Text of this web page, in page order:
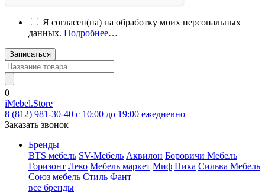
Я согласен(на) на обработку моих персональных
данных. Подробнее…
Записаться
0
iMebel.Store
8 (812) 981-30-40 c 10:00 до 19:00 ежедневно
Заказать звонок
Бренды
BTS мебель SV-Мебель Аквилон Боровичи Мебель
Горизонт Леко Мебель маркет Миф Ника Сильва Мебель
Союз мебель Стиль Фант
все бренды